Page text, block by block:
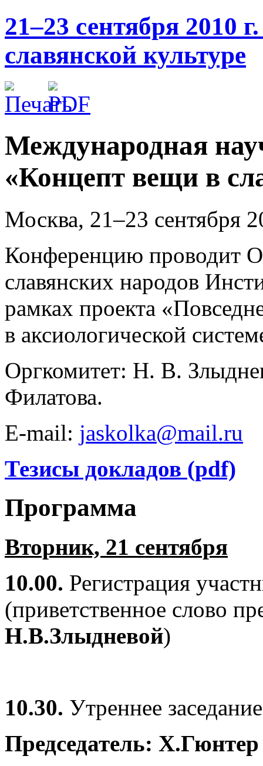
21–23 сентября 2010
славянской культуре
Международная
«Концепт вещи в
Москва, 21–23 сентября
Конференцию проводит
славянских народов
рамках проекта
в аксиологической
Оргкомитет: Н. В.
Филатова.
E-mail: jaskolka@mail.ru
Тезисы докладов (pdf)
Программа
Вторник, 21 сентября
10.00. Регистрация
(приветственное слово
Н.В.Злыдневой)
10.30. Утреннее заседание
Председатель: Х.Гюнтер